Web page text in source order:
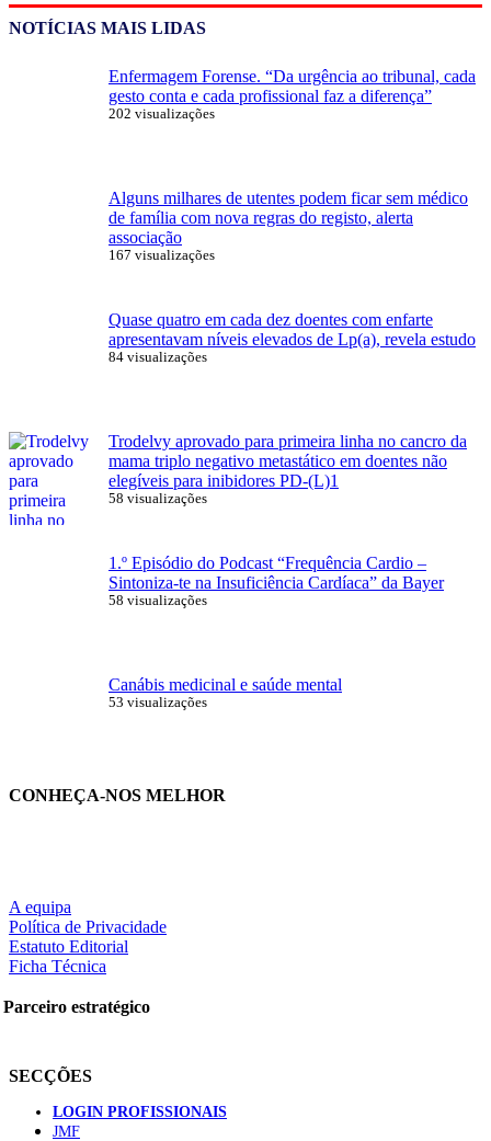
NOTÍCIAS MAIS LIDAS
Enfermagem Forense. “Da urgência ao tribunal, cada
gesto conta e cada profissional faz a diferença”
202 visualizações
Alguns milhares de utentes podem ficar sem médico
de família com nova regras do registo, alerta
associação
167 visualizações
Quase quatro em cada dez doentes com enfarte
apresentavam níveis elevados de Lp(a), revela estudo
84 visualizações
Trodelvy aprovado para primeira linha no cancro da
mama triplo negativo metastático em doentes não
elegíveis para inibidores PD-(L)1
58 visualizações
1.º Episódio do Podcast “Frequência Cardio –
Sintoniza-te na Insuficiência Cardíaca” da Bayer
58 visualizações
Canábis medicinal e saúde mental
53 visualizações
CONHEÇA-NOS MELHOR
A equipa
Política de Privacidade
Estatuto Editorial
Ficha Técnica
Parceiro estratégico
SECÇÕES
LOGIN PROFISSIONAIS
JMF